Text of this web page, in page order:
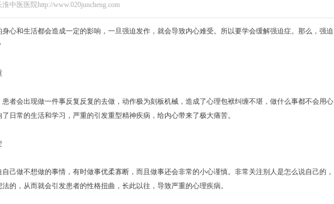
中医医院http://www.020juncheng.com
心和生活都会造成一定的影响，一旦强迫发作，就会导致内心难受。所以要学会缓解强迫症。那么，强迫
者会出现做一件事反复反复的去做，动作极为刻板机械，造成了心理包袱纠缠不堪，做什么事都不会用心
日常的生活和学习，严重的引发重型精神疾病，给内心带来了极大痛苦。
己做不想做的事情，有时做事优柔寡断，而且做事还会非常的小心谨慎。非常关注别人是怎么说自己的，
的，从而就会引发患者的性格扭曲，长此以往，导致严重的心理疾病。